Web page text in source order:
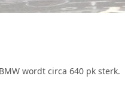
wordt circa 640 pk sterk.